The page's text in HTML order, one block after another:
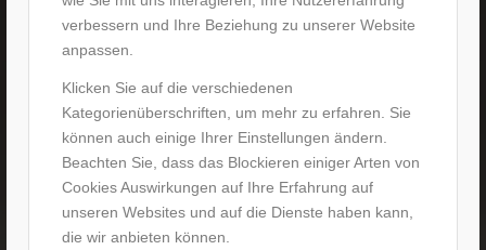
verbessern und Ihre Beziehung zu unserer Website
anpassen.
Klicken Sie auf die verschiedenen
Kategorienüberschriften, um mehr zu erfahren. Sie
können auch einige Ihrer Einstellungen ändern.
Beachten Sie, dass das Blockieren einiger Arten von
Cookies Auswirkungen auf Ihre Erfahrung auf
unseren Websites und auf die Dienste haben kann,
die wir anbieten können.